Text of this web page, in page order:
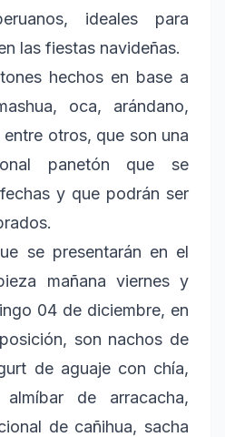
ideales para
las fiestas navideñas.
hechos en base a
oca, arándano,
otros, que son una
panetón que se
y que podrán ser
se presentarán en el
mañana viernes y
04 de diciembre, en
son nachos de
de aguaje con chía,
de arracacha,
de cañihua, sacha